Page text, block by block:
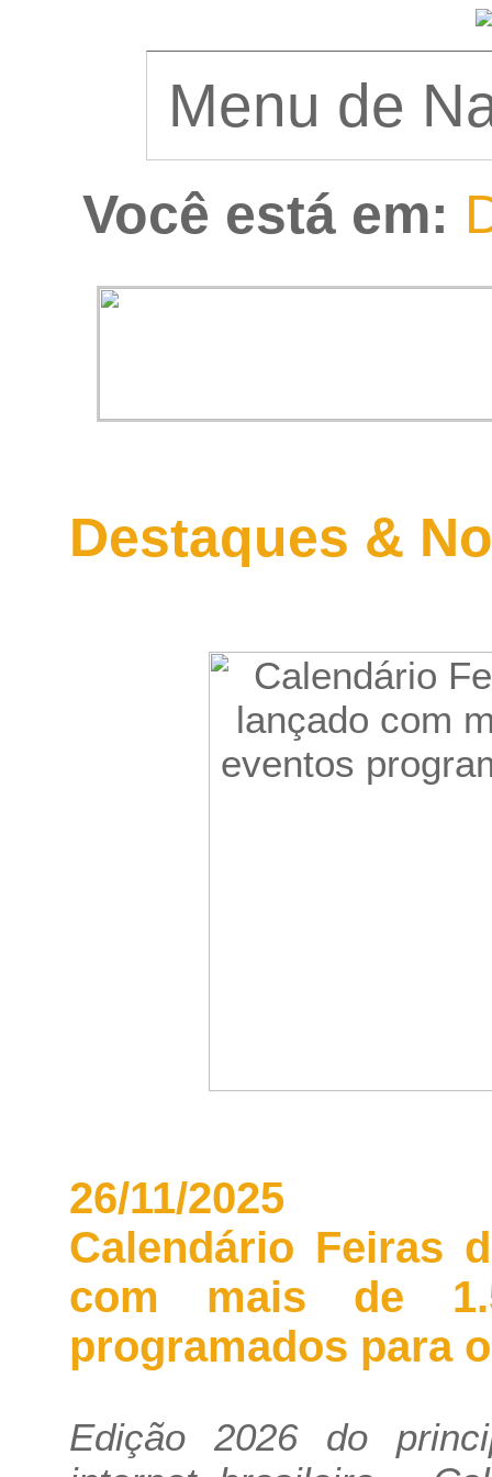
Você está em:
Destaques &
26/11/2025
Calendário Feiras
com mais de
programados para
Edição 2026 do